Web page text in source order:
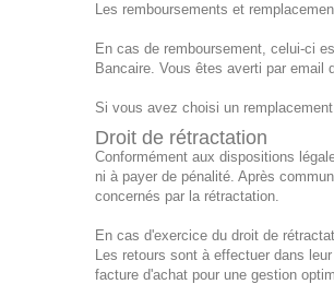
Les remboursements et
En cas de remboursement, celui-ci
Bancaire. Vous êtes averti par email
Si vous avez choisi un
Droit de rétractation
Conformément aux dispositions
ni à payer de pénalité. Après
concernés par la rétractation.
En cas d'exercice du droit de
Les retours sont à effectuer dans
facture d'achat pour une gestion